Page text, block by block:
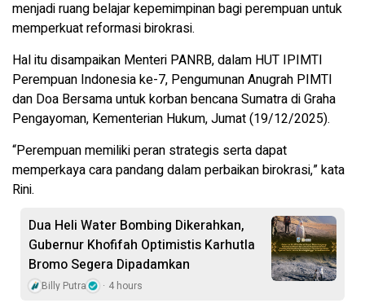
menjadi ruang belajar kepemimpinan bagi perempuan untuk
memperkuat reformasi birokrasi.
Hal itu disampaikan Menteri PANRB, dalam HUT IPIMTI
Perempuan Indonesia ke-7, Pengumunan Anugrah PIMTI
dan Doa Bersama untuk korban bencana Sumatra di Graha
Pengayoman, Kementerian Hukum, Jumat (19/12/2025).
“Perempuan memiliki peran strategis serta dapat
memperkaya cara pandang dalam perbaikan birokrasi,” kata
Rini.
Dua Heli Water Bombing Dikerahkan,
Gubernur Khofifah Optimistis Karhutla
Bromo Segera Dipadamkan
Billy Putra 4 hours